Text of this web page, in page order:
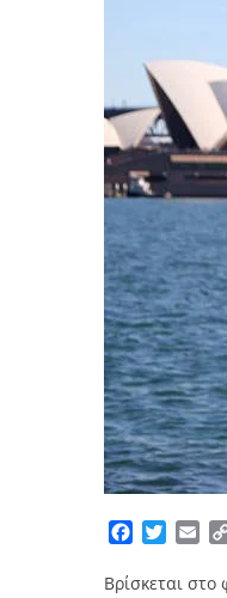
Facebook
Βρίσκεται στο